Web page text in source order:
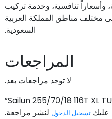
وأسعاراً تنافسية، وخدمة تركيب
مختلف مناطق المملكة العربية
السعودية.
المراجعات
لا توجد مراجعات بعد.
تسجيل الدخول لنشر مراجعة.